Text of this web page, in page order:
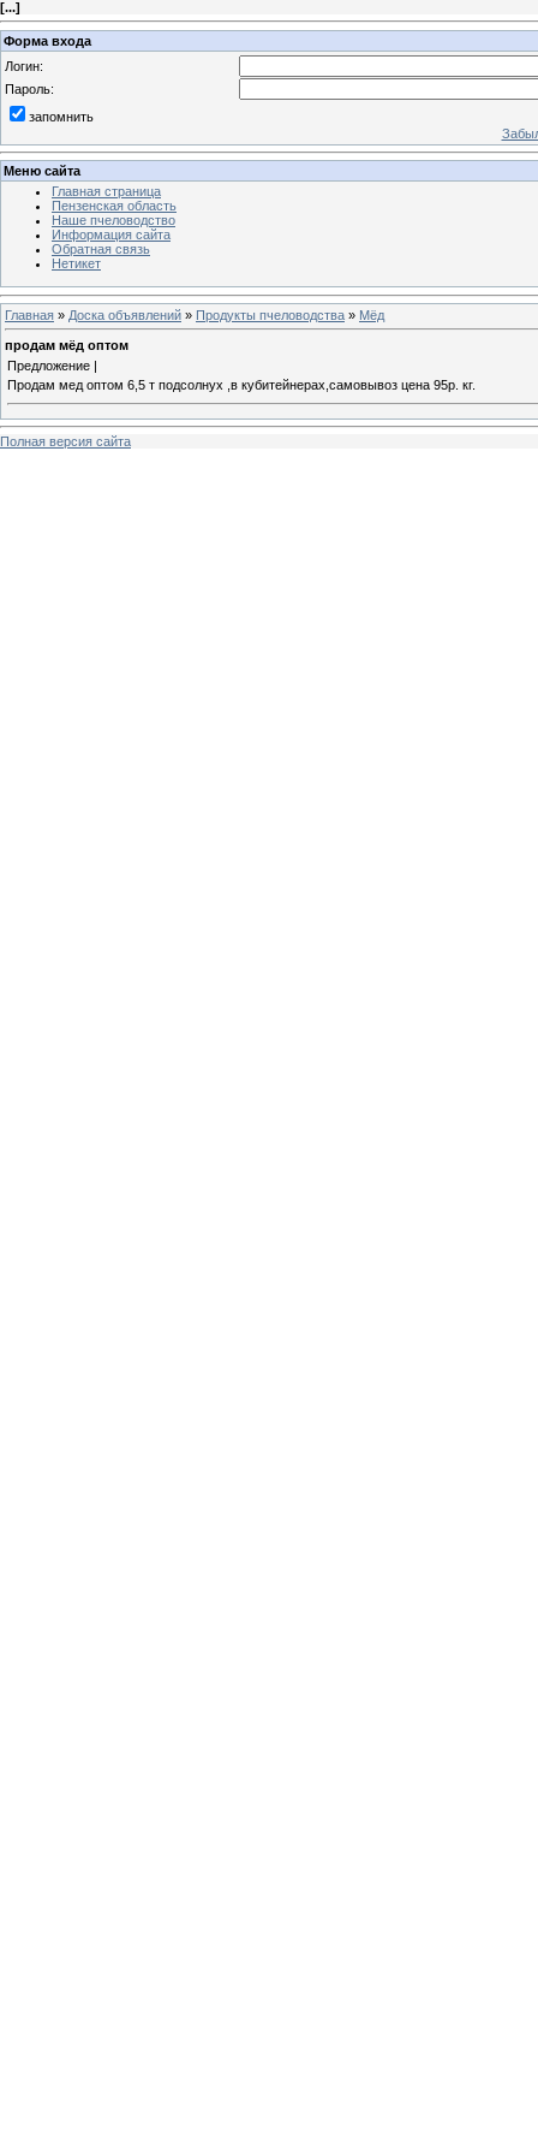
[...]
Форма входа
Логин:
Пароль:
запомнить
Меню сайта
Главная страница
Пензенская область
Наше пчеловодство
Информация сайта
Обратная связь
Нетикет
Главная » Доска объявлений » Продукты пчеловодства » Мёд
продам мёд оптом
Предложение |
Продам мед оптом 6,5 т подсолнух ,в кубитейнерах,самовывоз цена 95р. кг.
Полная версия сайта